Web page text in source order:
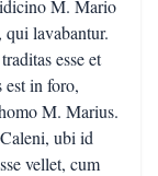
M. Mario
qui lavabantur.
esse et
est in foro,
M. Marius.
ubi id
vellet, cum